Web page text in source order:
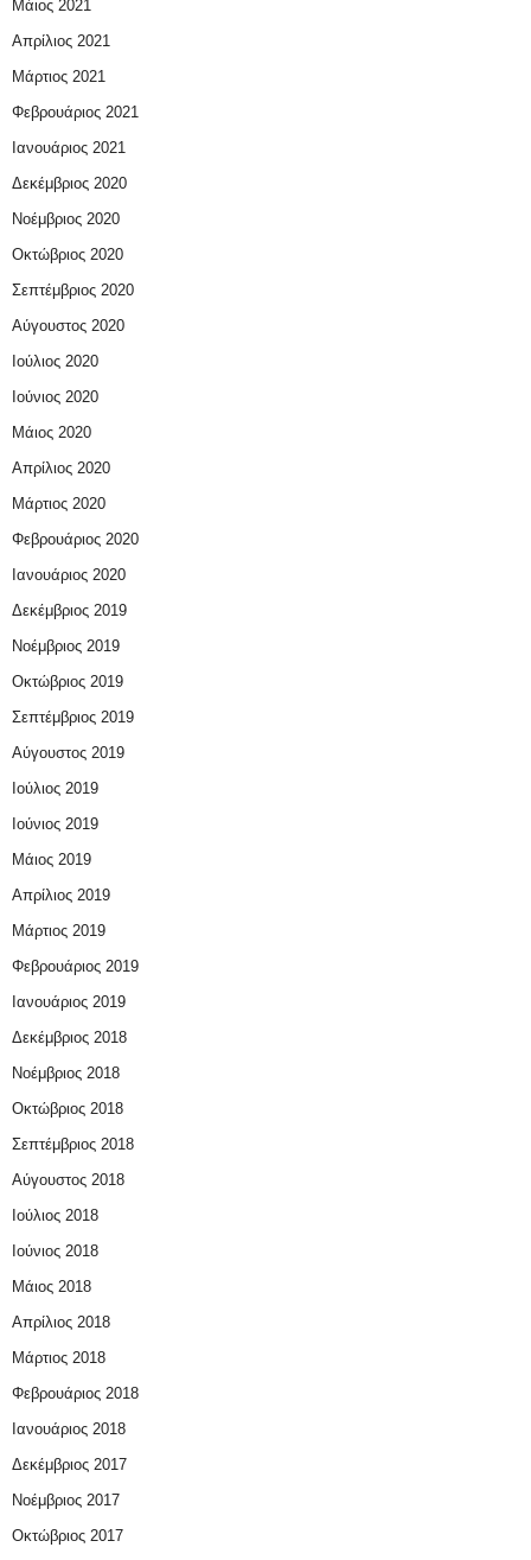
Μάιος 2021
Απρίλιος 2021
Μάρτιος 2021
Φεβρουάριος 2021
Ιανουάριος 2021
Δεκέμβριος 2020
Νοέμβριος 2020
Οκτώβριος 2020
Σεπτέμβριος 2020
Αύγουστος 2020
Ιούλιος 2020
Ιούνιος 2020
Μάιος 2020
Απρίλιος 2020
Μάρτιος 2020
Φεβρουάριος 2020
Ιανουάριος 2020
Δεκέμβριος 2019
Νοέμβριος 2019
Οκτώβριος 2019
Σεπτέμβριος 2019
Αύγουστος 2019
Ιούλιος 2019
Ιούνιος 2019
Μάιος 2019
Απρίλιος 2019
Μάρτιος 2019
Φεβρουάριος 2019
Ιανουάριος 2019
Δεκέμβριος 2018
Νοέμβριος 2018
Οκτώβριος 2018
Σεπτέμβριος 2018
Αύγουστος 2018
Ιούλιος 2018
Ιούνιος 2018
Μάιος 2018
Απρίλιος 2018
Μάρτιος 2018
Φεβρουάριος 2018
Ιανουάριος 2018
Δεκέμβριος 2017
Νοέμβριος 2017
Οκτώβριος 2017